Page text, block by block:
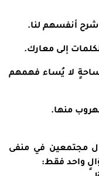
شرح أنفسهم لنا.
إلى معارك.
لا يُساء فهمهم
منها.
مجتمعين في منفى
واحد فقط: